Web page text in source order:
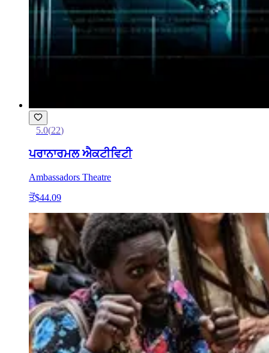
5.0(22)
ਪਰਾਨਾਰਮਲ ਐਕਟੀਵਿਟੀ
Ambassadors Theatre
ਤੋਂ$44.09